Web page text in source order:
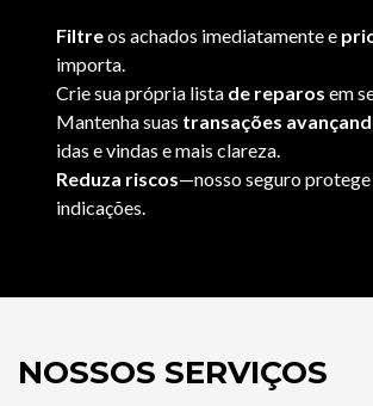
Filtreos achados imediatamente e
importa.
Crie sua própria lista de reparos em
Mantenha suas transações
idas e vindas e mais clareza.
Reduza riscos—nosso seguro protege
indicações.
NOSSOS SERVIÇOS